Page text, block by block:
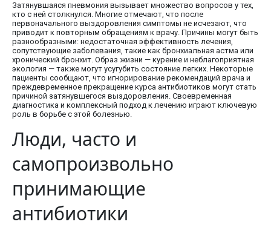
Затянувшаяся пневмония вызывает множество вопросов у тех,
кто с ней столкнулся. Многие отмечают, что после
первоначального выздоровления симптомы не исчезают, что
приводит к повторным обращениям к врачу. Причины могут быть
разнообразными: недостаточная эффективность лечения,
сопутствующие заболевания, такие как бронхиальная астма или
хронический бронхит. Образ жизни — курение и неблагоприятная
экология — также могут усугубить состояние легких. Некоторые
пациенты сообщают, что игнорирование рекомендаций врача и
преждевременное прекращение курса антибиотиков могут стать
причиной затянувшегося выздоровления. Своевременная
диагностика и комплексный подход к лечению играют ключевую
роль в борьбе с этой болезнью.
Люди, часто и
самопроизвольно
принимающие
антибиотики